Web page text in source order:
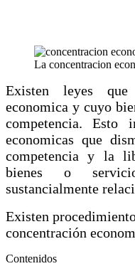
La concentracion
Existen leyes que
economica y cuyo
competencia. Esto
economicas que
competencia y la
bienes o
sustancialmente
Existen
concentración
Contenidos